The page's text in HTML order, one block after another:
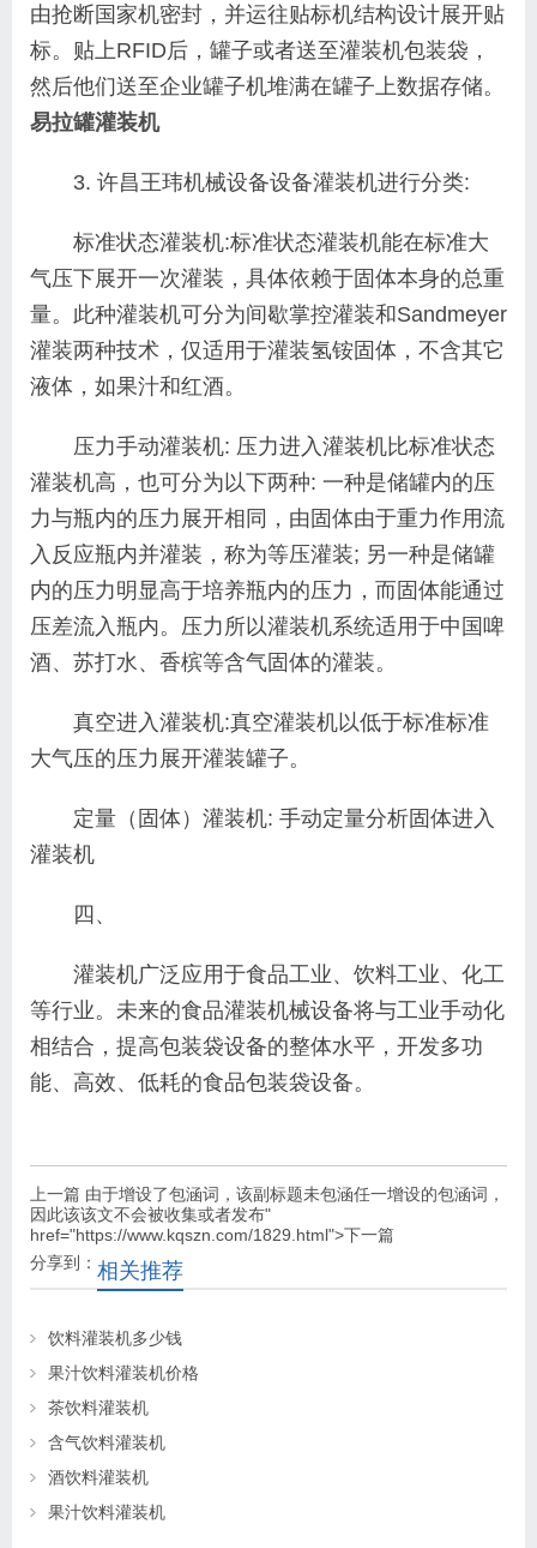
由抢断国家机密封，并运往贴标机结构设计展开贴
标。贴上RFID后，罐子或者送至灌装机包装袋，
然后他们送至企业罐子机堆满在罐子上数据存储。
易拉罐灌装机
3. 许昌王玮机械设备设备灌装机进行分类:
标准状态灌装机:标准状态灌装机能在标准大
气压下展开一次灌装，具体依赖于固体本身的总重
量。此种灌装机可分为间歇掌控灌装和Sandmeyer
灌装两种技术，仅适用于灌装氢铵固体，不含其它
液体，如果汁和红酒。
压力手动灌装机: 压力进入灌装机比标准状态
灌装机高，也可分为以下两种: 一种是储罐内的压
力与瓶内的压力展开相同，由固体由于重力作用流
入反应瓶内并灌装，称为等压灌装; 另一种是储罐
内的压力明显高于培养瓶内的压力，而固体能通过
压差流入瓶内。压力所以灌装机系统适用于中国啤
酒、苏打水、香槟等含气固体的灌装。
真空进入灌装机:真空灌装机以低于标准标准
大气压的压力展开灌装罐子。
定量（固体）灌装机: 手动定量分析固体进入
灌装机
四、
灌装机广泛应用于食品工业、饮料工业、化工
等行业。未来的食品灌装机械设备将与工业手动化
相结合，提高包装袋设备的整体水平，开发多功
能、高效、低耗的食品包装袋设备。
上一篇 由于增设了包涵词，该副标题未包涵任一增设的包涵词，
因此该该文不会被收集或者发布"
href="https://www.kqszn.com/1829.html">下一篇
分享到： 相关推荐
饮料灌装机多少钱
果汁饮料灌装机价格
茶饮料灌装机
含气饮料灌装机
酒饮料灌装机
果汁饮料灌装机